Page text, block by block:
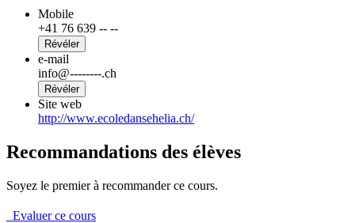
Mobile
+41 76 639 -- --
Révéler
e-mail
info@--------.ch
Révéler
Site web
http://www.ecoledansehelia.ch/
Recommandations des élèves
Soyez le premier à recommander ce cours.
Evaluer ce cours